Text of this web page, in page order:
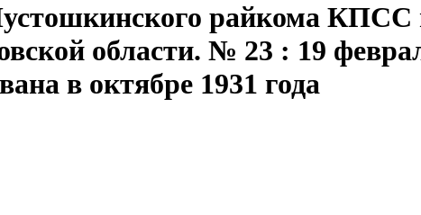
райкома КПСС
области. № 23 : 19
в октябре 1931 года